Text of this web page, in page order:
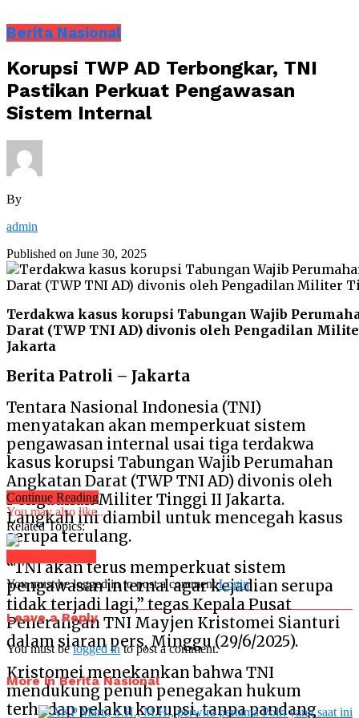
Berita Nasional
Korupsi TWP AD Terbongkar, TNI
Pastikan Perkuat Pengawasan
Sistem Internal
By
admin
Published on June 30, 2025
Terdakwa kasus korupsi Tabungan Wajib
Darat (TWP TNI AD) divonis oleh Pengadilan
Jakarta
Berita Patroli – Jakarta
Tentara Nasional Indonesia (TNI)
menyatakan akan memperkuat sistem
pengawasan internal usai tiga terdakwa
kasus korupsi Tabungan Wajib Perumahan
Angkatan Darat (TWP TNI AD) divonis oleh
Pengadilan Militer Tinggi II Jakarta.
Langkah ini diambil untuk mencegah kasus
serupa terulang.
“TNI akan terus memperkuat sistem
pengawasan internal agar kejadian serupa
tidak terjadi lagi,” tegas Kepala Pusat
Penerangan TNI Mayjen Kristomei Sianturi
dalam siaran pers, Minggu (29/6/2025).
Kristomei menekankan bahwa TNI
mendukung penuh penegakan hukum
terhadap pelaku korupsi, tanpa pandang
Continue Reading
You may also like...
Related Topics:
You must be logged in to post a commentLogin
Leave a Reply
You must belogged into post a comment.
More in Berita Nasional